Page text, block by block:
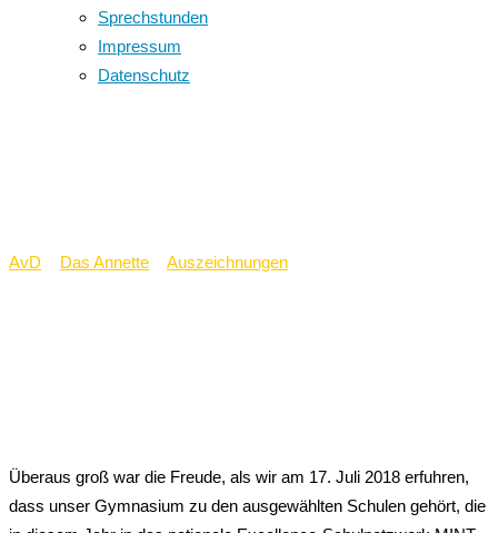
Sprechstunden
Impressum
Datenschutz
AvD Das Annette Auszeichnungen
Überaus groß war die Freude, als wir am 17. Juli 2018 erfuhren,
dass unser Gymnasium zu den ausgewählten Schulen gehört, die